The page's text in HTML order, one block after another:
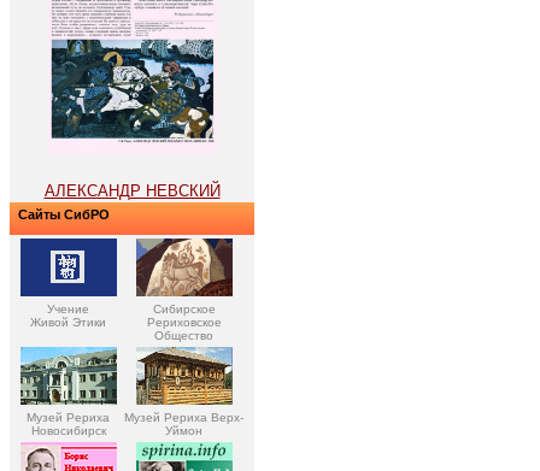
АЛЕКСАНДР НЕВСКИЙ
Сайты СибРО
Учение
Живой Этики
Сибирское
Рериховское
Общество
Музей Рериха
Новосибирск
Музей Рериха Верх-
Уймон